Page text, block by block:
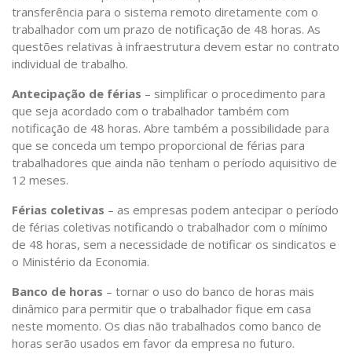
transferência para o sistema remoto diretamente com o
trabalhador com um prazo de notificação de 48 horas. As
questões relativas à infraestrutura devem estar no contrato
individual de trabalho.
Antecipação de férias – simplificar o procedimento para
que seja acordado com o trabalhador também com
notificação de 48 horas. Abre também a possibilidade para
que se conceda um tempo proporcional de férias para
trabalhadores que ainda não tenham o período aquisitivo de
12 meses.
Férias coletivas – as empresas podem antecipar o período
de férias coletivas notificando o trabalhador com o mínimo
de 48 horas, sem a necessidade de notificar os sindicatos e
o Ministério da Economia.
Banco de horas – tornar o uso do banco de horas mais
dinâmico para permitir que o trabalhador fique em casa
neste momento. Os dias não trabalhados como banco de
horas serão usados em favor da empresa no futuro.